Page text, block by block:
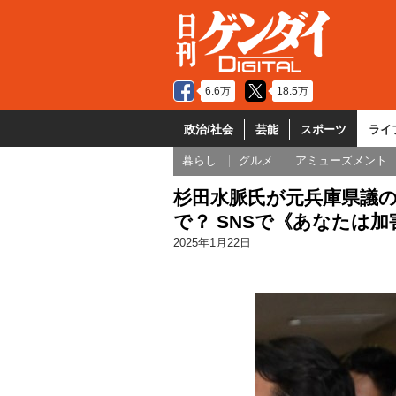
6.6万 18.5万
政治/社会 芸能 スポーツ ライ
暮らし グルメ アミューズメント
杉田水脈氏が元兵庫県議
で？ SNSで《あなたは
2025年1月22日